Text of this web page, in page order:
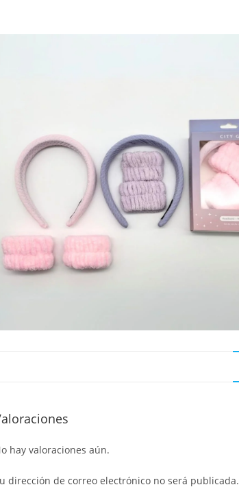
hay valoraciones aún.
dirección de correo electrónico no será publicada.